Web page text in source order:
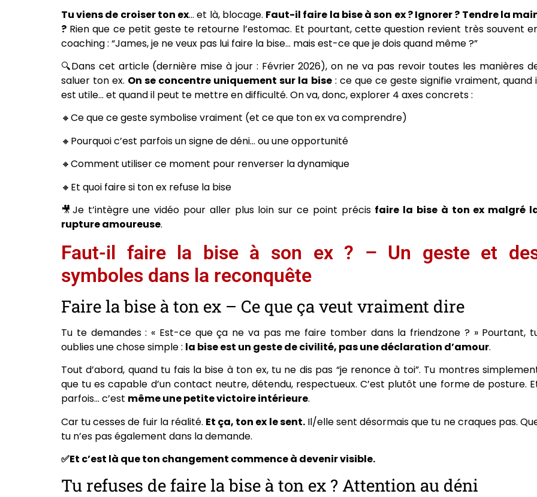
Tu viens de croiser ton ex… et là, blocage. Faut-il faire la bise à son ex ? Ignorer ? Tendre la
? Rien que ce petit geste te retourne l’estomac. Et pourtant, cette question revient très souvent
coaching : “James, je ne veux pas lui faire la bise… mais est-ce que je dois quand même ?”
🔍Dans cet article (dernière mise à jour : Février 2026), on ne va pas revoir toutes les manières
saluer ton ex. On se concentre uniquement sur la bise: ce que ce geste signifie vraiment, quand
est utile… et quand il peut te mettre en difficulté. On va, donc, explorer 4 axes concrets :
🔸Ce que ce geste symbolise vraiment (et ce que ton ex va comprendre)
🔸Pourquoi c’est parfois un signe de déni… ou une opportunité
🔸Comment utiliser ce moment pour renverser la dynamique
🔸Et quoi faire si ton ex refuse la bise
🎥Je t’intègre une vidéo pour aller plus loin sur ce point précis faire la bise à ton ex malgré
rupture amoureuse.
Faut-il faire la bise à son ex ? – Un geste et
symboles dans la reconquête
Faire la bise à ton ex – Ce que ça veut vraiment dire
Tu te demandes : « Est-ce que ça ne va pas me faire tomber dans la friendzone ? » Pourtant,
oublies une chose simple : la bise est un geste de civilité, pas une déclaration d’amour.
Tout d’abord, quand tu fais la bise à ton ex, tu ne dis pas “je renonce à toi”. Tu montres
que tu es capable d’un contact neutre, détendu, respectueux. C’est plutôt une forme de posture.
parfois… c’est même une petite victoire intérieure.
Car tu cesses de fuir la réalité. Et ça, ton ex le sent.Il/elle sent désormais que tu ne craques pas.
tu n’es pas également dans la demande.
✅Et c’est là que ton changement commence à devenir visible.
Tu refuses de faire la bise à ton ex ? Attention au déni